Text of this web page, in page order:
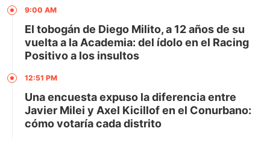
9:00 AM
El tobogán de Diego Milito, a 12 años de su
vuelta a la Academia: del ídolo en el Racing
Positivo a los insultos
12:51 PM
Una encuesta expuso la diferencia entre
Javier Milei y Axel Kicillof en el Conurbano:
cómo votaría cada distrito